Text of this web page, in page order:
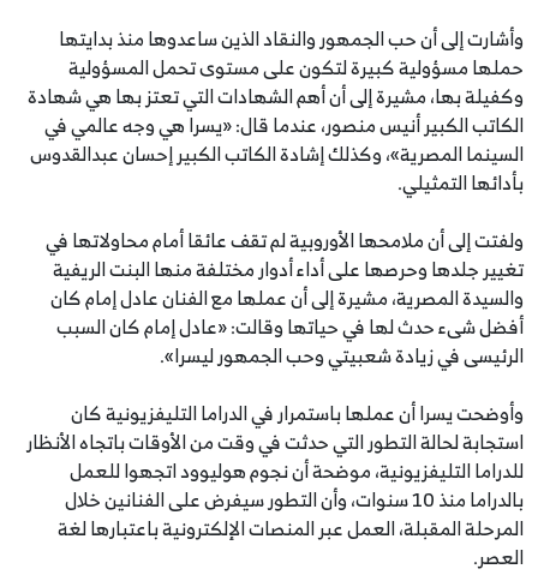
وأشارت إلى أن حب الجمهور والنقاد الذين ساعدوها منذ بدايتها
حملها مسؤولية كبيرة لتكون على مستوى تحمل المسؤولية
وكفيلة بها، مشيرة إلى أن أهم الشهادات التي تعتز بها هي شهادة
الكاتب الكبير أنيس منصور، عندما قال: «يسرا هي وجه عالمي في
السينما المصرية»، وكذلك إشادة الكاتب الكبير إحسان عبدالقدوس
بأدائها التمثيلي.
ولفتت إلى أن ملامحها الأوروبية لم تقف عائقا أمام محاولاتها في
تغيير جلدها وحرصها على أداء أدوار مختلفة منها البنت الريفية
والسيدة المصرية، مشيرة إلى أن عملها مع الفنان عادل إمام كان
أفضل شىء حدث لها في حياتها وقالت: «عادل إمام كان السبب
الرئيسى في زيادة شعبيتي وحب الجمهور ليسرا».
وأوضحت يسرا أن عملها باستمرار في الدراما التليفزيونية كان
استجابة لحالة التطور التي حدثت في وقت من الأوقات باتجاه الأنظار
للدراما التليفزيونية، موضحة أن نجوم هوليوود اتجهوا للعمل
بالدراما منذ 10 سنوات، وأن التطور سيفرض على الفنانين خلال
المرحلة المقبلة، العمل عبر المنصات الإلكترونية باعتبارها لغة
العصر.